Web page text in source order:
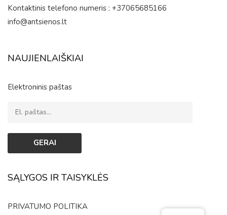
Kontaktinis telefono numeris : +37065685166
info@antsienos.lt
NAUJIENLAIŠKIAI
Elektroninis paštas
SĄLYGOS IR TAISYKLĖS
PRIVATUMO POLITIKA